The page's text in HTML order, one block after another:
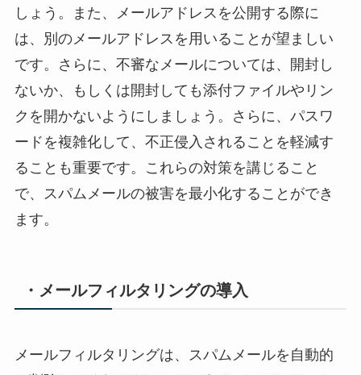
しょう。また、メールアドレスを公開する際に
は、別のメールアドレスを用いることが望ましい
です。さらに、不審なメールについては、開封し
ないか、もしくは開封しても添付ファイルやリン
クを開かないようにしましょう。さらに、パスワ
ードを複雑化して、不正侵入されることを軽減す
ることも重要です。これらの対策を講じること
で、スパムメールの被害を最小化することができ
ます。
・メールフィルタリングの導入
メールフィルタリングは、スパムメールを自動的